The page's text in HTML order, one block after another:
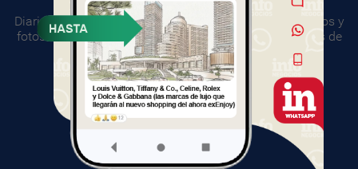
Diario digital del mundo empresarial. Información, videos y
fotos sobre los principales acontecimientos y negocios de
Uruguay.
SUGERENCIAS